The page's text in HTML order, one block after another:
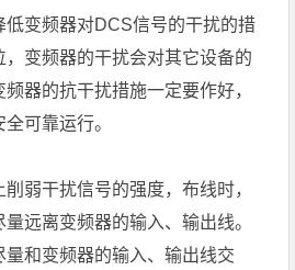
低变频器对DCS信号的干扰的措
变频器的干扰会对其它设备的
器的抗干扰措施一定要作好，
可靠运行。
干扰信号的强度，布线时，
远离变频器的输入、输出线。
和变频器的输入、输出线交